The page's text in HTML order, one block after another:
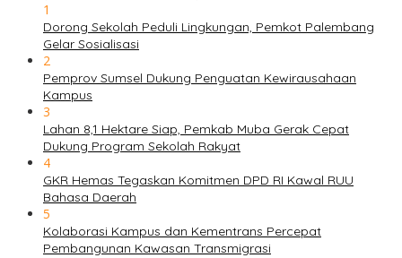
1
Dorong Sekolah Peduli Lingkungan, Pemkot Palembang
Gelar Sosialisasi
2
Pemprov Sumsel Dukung Penguatan Kewirausahaan
Kampus
3
Lahan 8,1 Hektare Siap, Pemkab Muba Gerak Cepat
Dukung Program Sekolah Rakyat
4
GKR Hemas Tegaskan Komitmen DPD RI Kawal RUU
Bahasa Daerah
5
Kolaborasi Kampus dan Kementrans Percepat
Pembangunan Kawasan Transmigrasi